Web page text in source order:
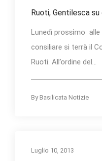
Ruoti, Gentilesca
Lunedì prossimo alle
consiliare si terrà il
Ruoti. All’ordine del...
By Basilicata Notizie
Luglio 10, 2013